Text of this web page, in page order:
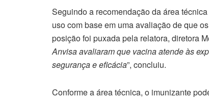
Seguindo a recomendação da área
uso com base em uma avaliação de que
posição foi puxada pela relatora, diretora
Anvisa avaliaram que vacina atende às
segurança e eficácia”, concluiu.
Conforme a área técnica, o imunizante